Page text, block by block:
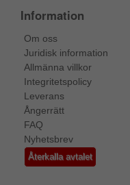
Information
Om oss
Juridisk information
Allmänna villkor
Integritetspolicy
Leverans
Ångerrätt
FAQ
Nyhetsbrev
Återkalla avtalet